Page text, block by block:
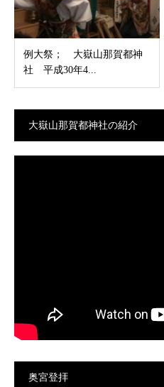
例大祭； 大嶽山那賀都神
社 平成30年4...
大嶽山那賀都神社の紹介
奥宮登拝